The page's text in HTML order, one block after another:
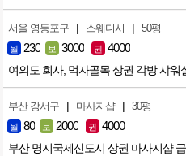
서울 영등포구 | 스웨디시 | 50평
월 230 보 3000 권 4000
여의도 회사, 먹자골목 상권 각방 샤워
부산 강서구 | 마사지샵 | 30평
월 80 보 2000 권 4000
부산 명지국제신도시 상권 마사지샵 급